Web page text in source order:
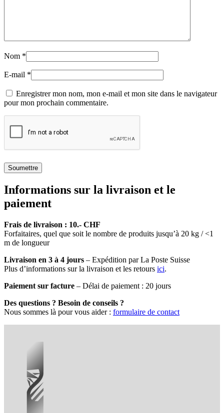
Nom *
E-mail *
Enregistrer mon nom, mon e-mail et mon site dans le navigateur
pour mon prochain commentaire.
Soumettre
Informations sur la livraison et le
paiement
Frais de livraison : 10.- CHF
Forfaitaires, quel que soit le nombre de produits jusqu’à 20 kg / <1
m de longueur
Livraison en 3 à 4 jours – Expédition par La Poste Suisse
Plus d’informations sur la livraison et les retours ici.
Paiement sur facture – Délai de paiement : 20 jours
Des questions ? Besoin de conseils ?
Nous sommes là pour vous aider : formulaire de contact